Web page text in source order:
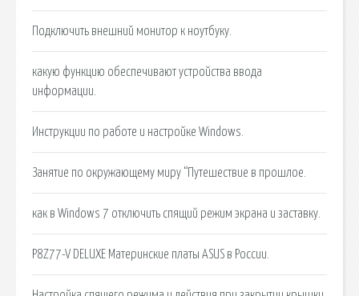
Подключить внешний монитор к ноутбуку.
какую функцию обеспечивают устройства ввода
информации.
Инструкции по работе и настройке Windows.
Занятие по окружающему миру “Путешествие в прошлое.
как в Windows 7 отключить спящий режим экрана и заставку.
P8Z77-V DELUXE Материнские платы ASUS в России.